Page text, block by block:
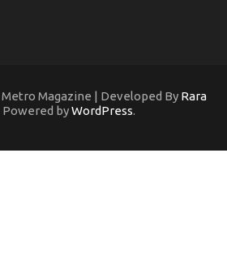
Metro Magazine | Developed By Rara
Powered byWordPress.